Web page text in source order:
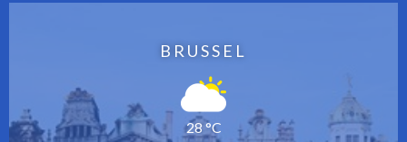
BRUSSEL
28 °C